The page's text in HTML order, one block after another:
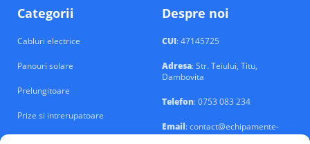
Categorii
Cabluri electrice
Panouri solare
Prelungitoare
Prize si intrerupatoare
Despre noi
CUI: 47145725
Adresa: Str. Teiului, Titu,
Dambovita
Telefon: 0753 083 234
Email: contact@echipamente-
electrice.ro